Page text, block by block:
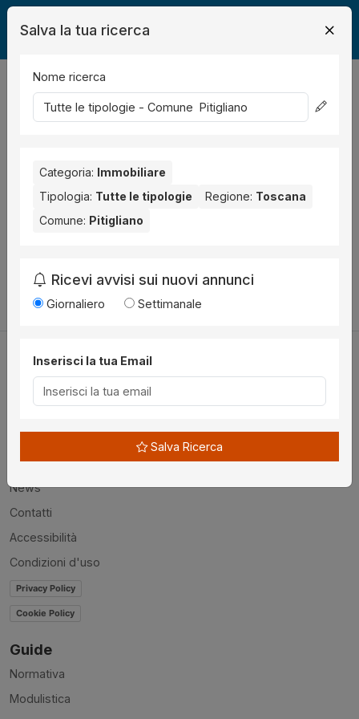
Legalmente Immobili
risultati Ordina per
Grosseto (3) Orbetello (1)
Cambia la ricerca
Disclaimer
News
Contatti
Accessibilità
Condizioni d'uso
Privacy Policy
Cookie Policy
Guide
Normativa
Modulistica
Salva la tua ricerca
Nome ricerca
Categoria: Immobiliare
Tipologia: Tutte le tipologie Regione: Toscana
Comune: Pitigliano
Ricevi avvisi sui nuovi annunci
Giornaliero Settimanale
Inserisci la tua Email
Salva Ricerca